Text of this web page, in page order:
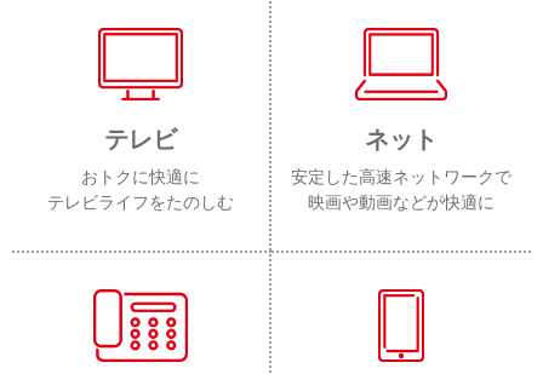
テレビ
おトクに快適に
テレビライフをたのしむ
ネット
安定した高速ネットワークで
映画や動画などが快適に